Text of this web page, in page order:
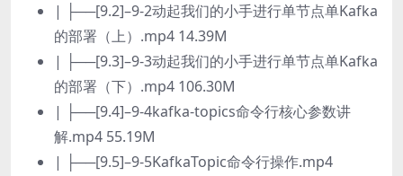
| ├──[9.2]–9-2动起我们的小手进行单节点单Kafka
的部署（上）.mp4 14.39M
| ├──[9.3]–9-3动起我们的小手进行单节点单Kafka
的部署（下）.mp4 106.30M
| ├──[9.4]–9-4kafka-topics命令行核心参数讲
解.mp4 55.19M
| ├──[9.5]–9-5KafkaTopic命令行操作.mp4